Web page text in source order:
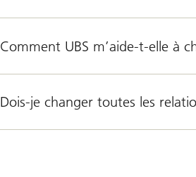
Comment UBS m’aide-t-elle à
Dois-je changer toutes les